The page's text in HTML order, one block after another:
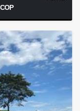
COP